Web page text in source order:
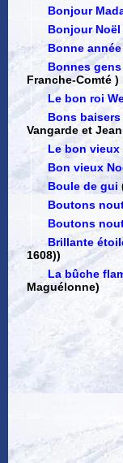
Bonjour
Bonjour Noël
Bonne année
Bonnes
Franche-Comté )
Le bon roi
Bons
Vangarde et
Le bon vieux
Bon vieux
Boule de gui
Boutons
Boutons
Brillante
1608))
La bûche
Maguélonne)